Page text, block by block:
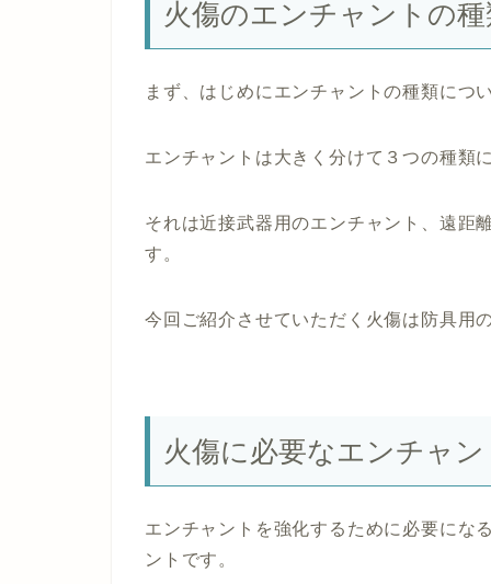
火傷のエンチャントの
まず、はじめにエンチャントの種類につ
エンチャントは大きく分けて３つの種類
それは近接武器用のエンチャント、遠距
す。
今回ご紹介させていただく火傷は防具用
火傷に必要なエンチャ
エンチャントを強化するために必要にな
ントです。